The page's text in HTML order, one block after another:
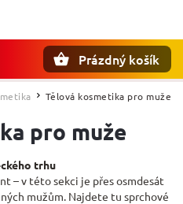
Prázdný košík
/ Tělová kosmetika pro muže
pro muže
trhu
– v této sekci je přes osmdesát
mužům. Najdete tu sprchové